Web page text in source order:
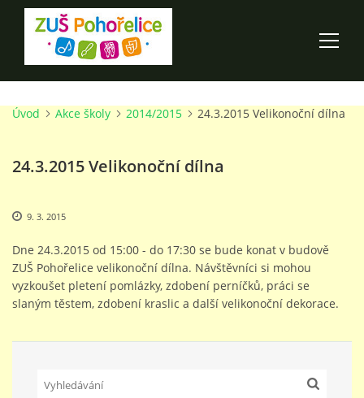
ÚVOD
100 LET ZUŠ POHOŘELICE
AKCE ŠKOLY
O ŠKOLE
PRO RODIČE
Úvod Akce školy 2014/2015 24.3.2015 Velikonoční dílna
24.3.2015 Velikonoční dílna
9. 3. 2015
Dne 24.3.2015 od 15:00 - do 17:30 se bude konat v budově
ZUŠ Pohořelice velikonoční dílna. Návštěvníci si mohou
vyzkoušet pletení pomlázky, zdobení perníčků, práci se
slaným těstem, zdobení kraslic a další velikonoční dekorace.